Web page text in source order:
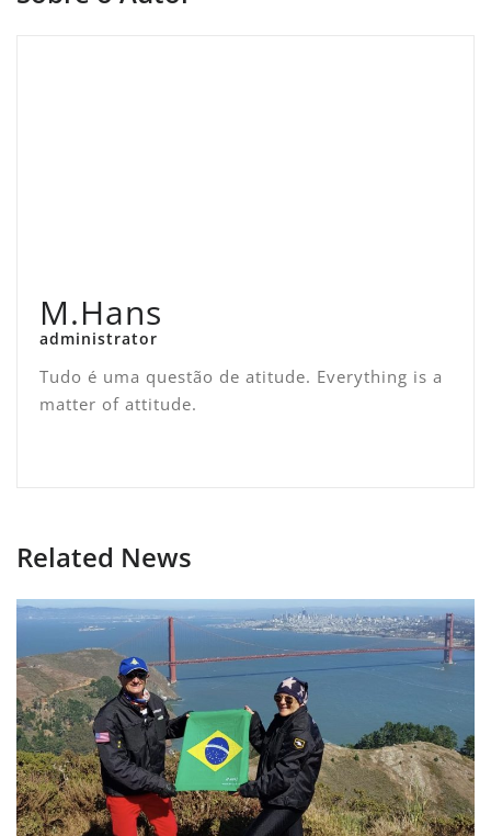
M.Hans
administrator
Tudo é uma questão de atitude. Everything is a
matter of attitude.
Related News